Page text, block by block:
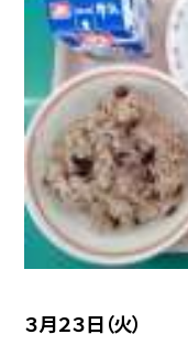
３月２３日（火）